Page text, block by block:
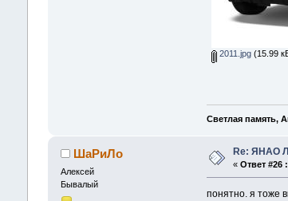
2011.jpg(15.99
Светлая память,
ШаРиЛо
Алексей
Бывалый
Re: ЯНАО
« Ответ #26 :
понятно. я тоже